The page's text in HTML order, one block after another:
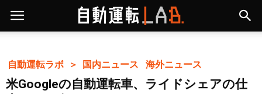
自動運転ラボ ＞ 国内ニュース 海外ニュース
米Googleの自動運転車、ライドシェアの仕